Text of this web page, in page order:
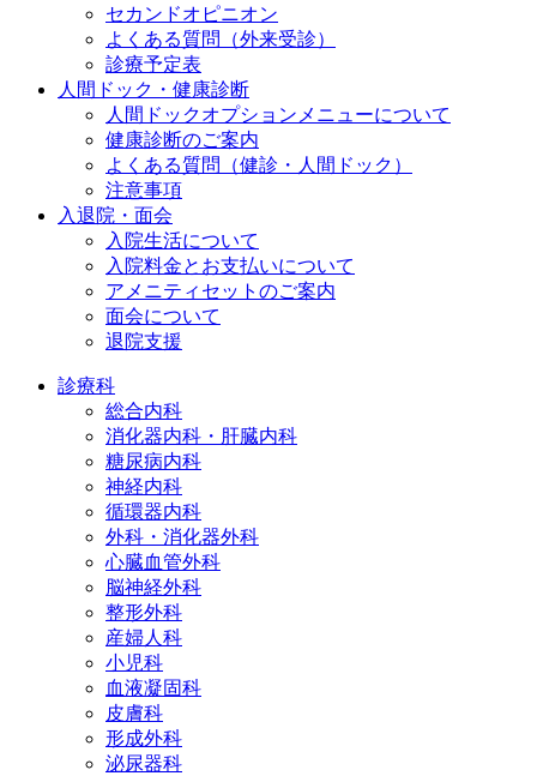
セカンドオピニオン
よくある質問（外来受診）
診療予定表
人間ドック・健康診断
人間ドックオプションメニューについて
健康診断のご案内
よくある質問（健診・人間ドック）
注意事項
入退院・面会
入院生活について
入院料金とお支払いについて
アメニティセットのご案内
面会について
退院支援
診療科
総合内科
消化器内科・肝臓内科
糖尿病内科
神経内科
循環器内科
外科・消化器外科
心臓血管外科
脳神経外科
整形外科
産婦人科
小児科
血液凝固科
皮膚科
形成外科
泌尿器科